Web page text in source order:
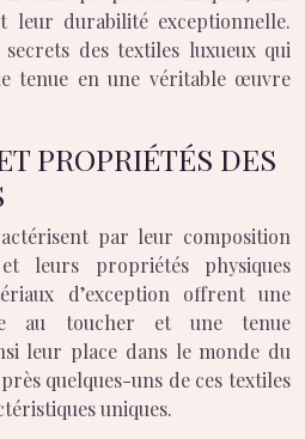
leur durabilité exceptionnelle.
des textiles luxueux qui
tenue en une véritable œuvre
PROPRIÉTÉS DES
par leur composition
leurs propriétés physiques
d’exception offrent une
au toucher et une tenue
leur place dans le monde du
quelques-uns de ces textiles
uniques.